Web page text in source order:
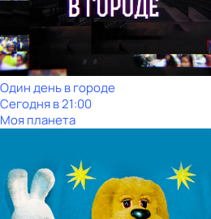
Один день в городе
Сегодня в 21:00
Моя планета